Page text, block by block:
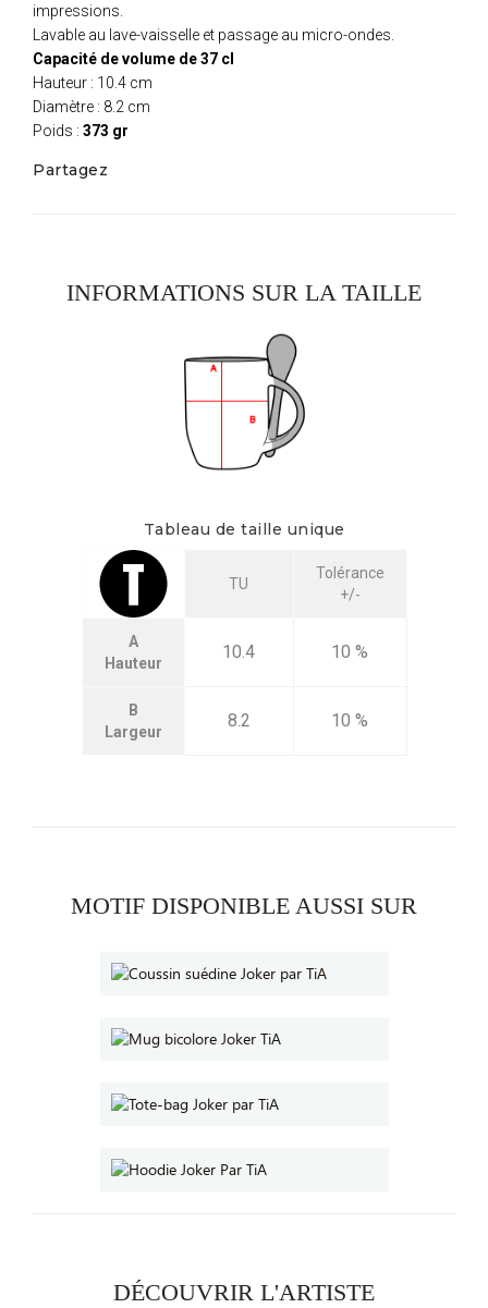
impressions.
Lavable au lave-vaisselle et passage au micro-ondes.
Capacité de volume de 37 cl
Hauteur : 10.4 cm
Diamètre : 8.2 cm
Poids : 373 gr
Partagez
INFORMATIONS SUR LA TAILLE
Tableau de taille unique
TU
Tolérance
+/-
A
Hauteur
10.4 10 %
B
Largeur
8.2 10 %
MOTIF DISPONIBLE AUSSI SUR
DÉCOUVRIR L'ARTISTE